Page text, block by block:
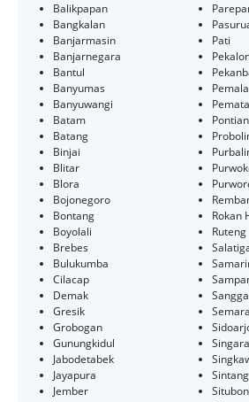
Balikpapan
Bangkalan
Banjarmasin
Banjarnegara
Bantul
Banyumas
Banyuwangi
Batam
Batang
Binjai
Blitar
Blora
Bojonegoro
Bontang
Boyolali
Brebes
Bulukumba
Cilacap
Demak
Gresik
Grobogan
Gunungkidul
Jabodetabek
Jayapura
Jember
Pati
Rokan
Ruteng
Sintang